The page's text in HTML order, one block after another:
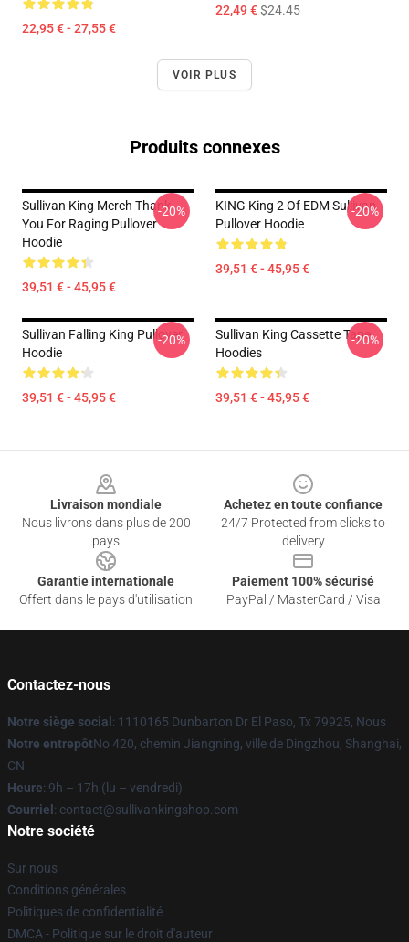
22,95 € - 27,55 €
22,49 €$24.45
VOIR PLUS
Produits connexes
Sullivan King Merch Thank
You For Raging Pullover
Hoodie
39,51 € - 45,95 €
-20%
KING King 2 Of EDM Sullivan
Pullover Hoodie
39,51 € - 45,95 €
-20%
Sullivan Falling King Pullover
Hoodie
39,51 € - 45,95 €
-20%
Sullivan King Cassette Tape
Hoodies
39,51 € - 45,95 €
-20%
Livraison mondiale
Nous livrons dans plus de 200
pays
Achetez en toute confiance
24/7 Protected from clicks to
delivery
Garantie internationale
Offert dans le pays d'utilisation
Paiement 100% sécurisé
PayPal / MasterCard / Visa
Contactez-nous
Notre siège social : 1110165 Dunbarton Dr El Paso, Tx 79925, Nous
Notre entrepôtNo 420, chemin Jiangning, ville de Dingzhou, Shanghai,
CN
Heure: 9h – 17h (lu – vendredi)
Courriel : contact@sullivankingshop.com
Notre société
Sur nous
Conditions générales
Politiques de confidentialité
DMCA - Politique sur le droit d'auteur